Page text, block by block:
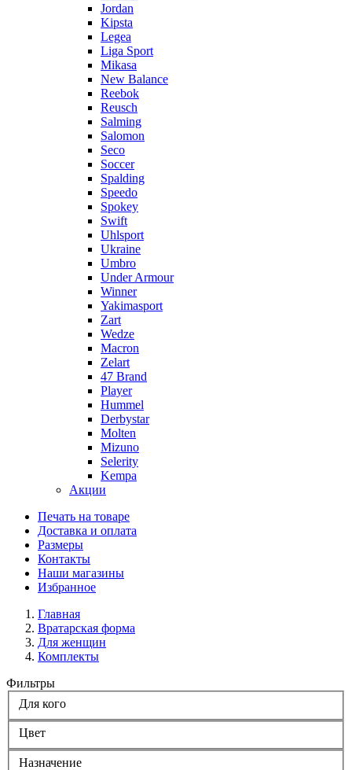
Jordan
Kipsta
Legea
Liga Sport
Mikasa
New Balance
Reebok
Reusch
Salming
Salomon
Seco
Soccer
Spalding
Speedo
Spokey
Swift
Uhlsport
Ukraine
Umbro
Under Armour
Winner
Yakimasport
Zart
Wedze
Macron
Zelart
47 Brand
Player
Hummel
Derbystar
Molten
Mizuno
Selerity
Kempa
Акции
Печать на товаре
Доставка и оплата
Размеры
Контакты
Наши магазины
Избранное
Главная
Вратарская форма
Для женщин
Комплекты
Фильтры
Для кого
Цвет
Назначение